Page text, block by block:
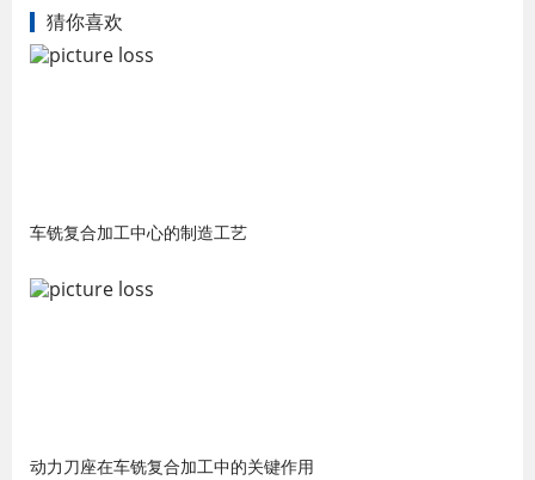
猜你喜欢
车铣复合加工中心的制造工艺
动力刀座在车铣复合加工中的关键作用